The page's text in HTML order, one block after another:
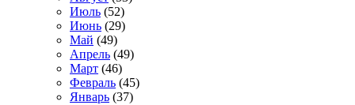
Июль (52)
Июнь (29)
Май (49)
Апрель (49)
Март (46)
Февраль (45)
Январь (37)